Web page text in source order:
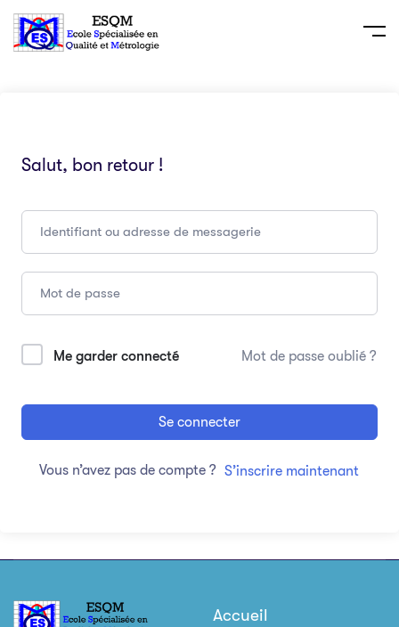
Salut, bon retour !
Me garder connecté Mot de passe oublié ?
Se connecter
Vous n’avez pas de compte ? S’inscrire maintenant
Accueil